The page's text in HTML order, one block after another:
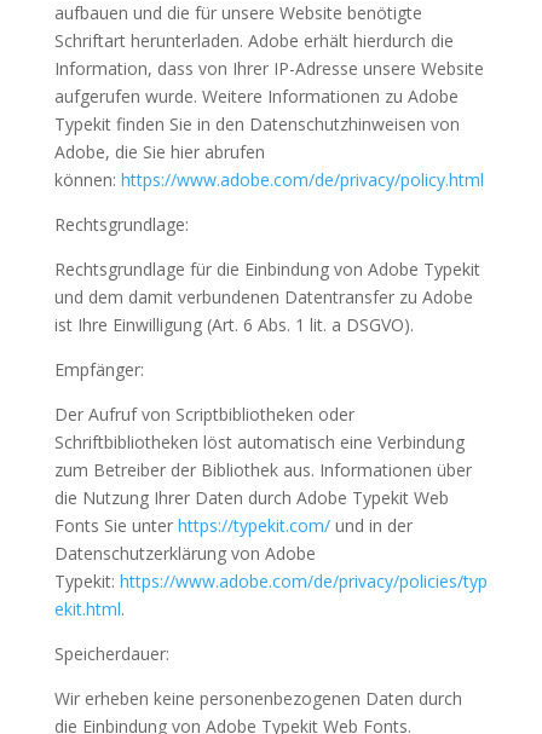
aufbauen und die für unsere Website benötigte
Schriftart herunterladen. Adobe erhält hierdurch die
Information, dass von Ihrer IP-Adresse unsere Website
aufgerufen wurde. Weitere Informationen zu Adobe
Typekit finden Sie in den Datenschutzhinweisen von
Adobe, die Sie hier abrufen
können: https://www.adobe.com/de/privacy/policy.html
Rechtsgrundlage:
Rechtsgrundlage für die Einbindung von Adobe Typekit
und dem damit verbundenen Datentransfer zu Adobe
ist Ihre Einwilligung (Art. 6 Abs. 1 lit. a DSGVO).
Empfänger:
Der Aufruf von Scriptbibliotheken oder
Schriftbibliotheken löst automatisch eine Verbindung
zum Betreiber der Bibliothek aus. Informationen über
die Nutzung Ihrer Daten durch Adobe Typekit Web
Fonts Sie unter https://typekit.com/und in der
Datenschutzerklärung von Adobe
Typekit: https://www.adobe.com/de/privacy/policies/typ
ekit.html.
Speicherdauer:
Wir erheben keine personenbezogenen Daten durch
die Einbindung von Adobe Typekit Web Fonts.